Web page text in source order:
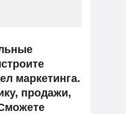
маркетинга.
продажи,